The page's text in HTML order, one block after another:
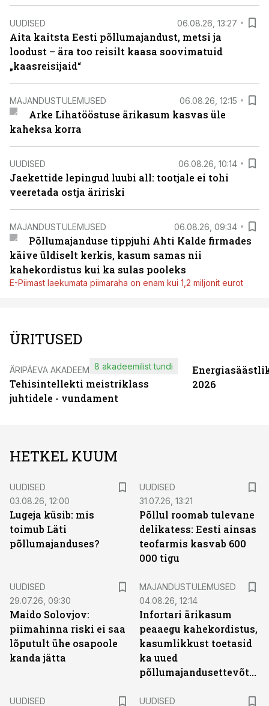
UUDISED 06.08.26, 13:27
Aita kaitsta Eesti põllumajandust, metsi ja
loodust – ära too reisilt kaasa soovimatuid
„kaasreisijaid“
MAJANDUSTULEMUSED 06.08.26, 12:15
Arke Lihatööstuse ärikasum kasvas üle
kaheksa korra
UUDISED 06.08.26, 10:14
Jaekettide lepingud luubi all: tootjale ei tohi
veeretada ostja äririski
MAJANDUSTULEMUSED 06.08.26, 09:34
Põllumajanduse tippjuhi Ahti Kalde firmades
käive üldiselt kerkis, kasum samas nii
kahekordistus kui ka sulas pooleks
E-Piimast laekumata piimaraha on enam kui 1,2 miljonit eurot
ÜRITUSED
ÄRIPÄEVA AKADEEMIA
Tehisintellekti meistriklass
juhtidele - vundament
8 akadeemilist tundi
2026
HETKEL KUUM
UUDISED
03.08.26, 12:00
Lugeja küsib: mis
toimub Läti
põllumajanduses?
UUDISED
31.07.26, 13:21
Põllul roomab tulevane
delikatess: Eesti ainsas
teofarmis kasvab 600
000 tigu
UUDISED
29.07.26, 09:30
Maido Solovjov:
piimahinna riski ei saa
lõputult ühe osapoole
kanda jätta
MAJANDUSTULEMUSED
04.08.26, 12:14
Infortari ärikasum
peaaegu kahekordistus,
kasumlikkust toetasid
ka uued
põllumajandusettevõtted
UUDISED UUDISED